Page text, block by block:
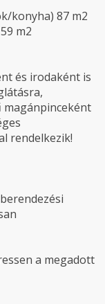
konyha) 87 m2
m2
és irodaként is
rendelkezik!
a megadott